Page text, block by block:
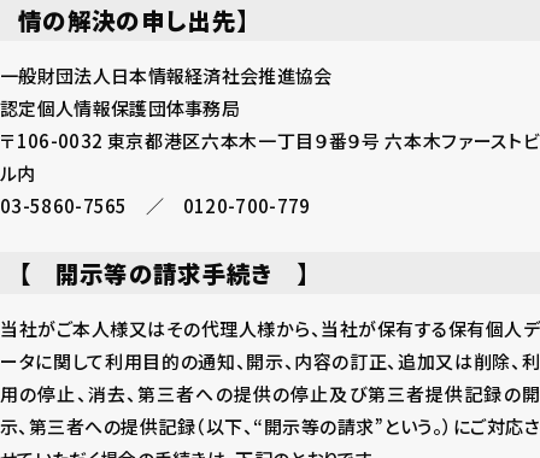
情の解決の申し出先】
一般財団法人日本情報経済社会推進協会
認定個人情報保護団体事務局
〒106-0032 東京都港区六本木一丁目９番９号 六本木ファーストビ
ル内
03-5860-7565 ／ 0120-700-779
【 開示等の請求手続き 】
当社がご本人様又はその代理人様から、当社が保有する保有個人デ
ータに関して利用目的の通知、開示、内容の訂正、追加又は削除、利
用の停止、消去、第三者への提供の停止及び第三者提供記録の開
示、第三者への提供記録（以下、“開示等の請求”という。）にご対応さ